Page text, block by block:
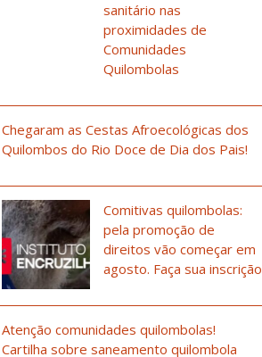
sanitário nas
proximidades de
Comunidades
Quilombolas
Chegaram as Cestas Afroecológicas dos
Quilombos do Rio Doce de Dia dos Pais!
Comitivas quilombolas:
pela promoção de
direitos vão começar em
agosto. Faça sua inscrição
Atenção comunidades quilombolas!
Cartilha sobre saneamento quilombola